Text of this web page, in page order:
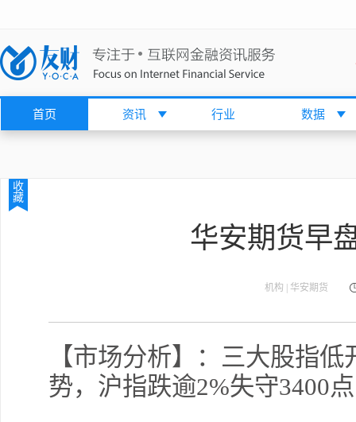
首页 资讯 行业 数据
收
藏
华安期货早
机构 | 华安期货
【市场分析】：三大股指
势，沪指跌逾2%失守3400